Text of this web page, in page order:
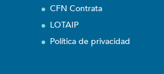
CFN Contrata
LOTAIP
Política de privacidad